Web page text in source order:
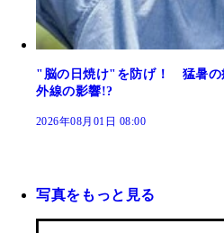
"脳の日焼け"を防げ！ 猛暑の
外線の影響!?
2026年08月01日 08:00
写真をもっと見る